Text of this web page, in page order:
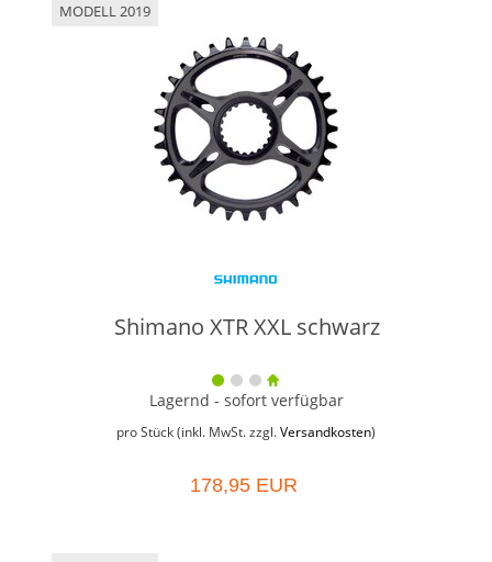
MODELL 2019
Shimano XTR XXL schwarz
Lagernd - sofort verfügbar
pro Stück (inkl. MwSt. zzgl. Versandkosten)
178,95 EUR